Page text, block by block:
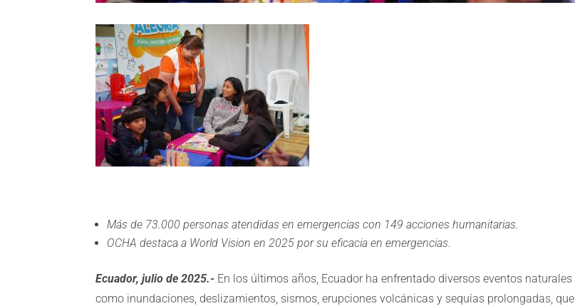
Más de 73.000 personas atendidas en emergencias con 149 acciones humanitarias.
OCHA destaca a World Vision en 2025 por su eficacia en emergencias.
Ecuador, julio de 2025.- En los últimos años, Ecuador ha enfrentado diversos eventos naturales
como inundaciones, deslizamientos, sismos, erupciones volcánicas y sequías prolongadas, que